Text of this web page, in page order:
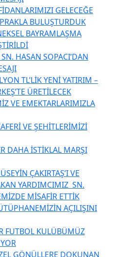
GELECEĞE
BULUŞTURDUK
BAYRAMLAŞMA
HASAN SOPACI’DAN
TL’LİK YENİ YATIRIM –
ÜRETİLECEK
VE EMEKTARLARIMIZLA
VE ŞEHİTLERİMİZİ
DAHA İSTİKLAL MARŞI
ÇAKIRTAŞ’I VE
YARDIMCIMIZ SN.
MİSAFİR ETTİK
AÇILIŞINI
FUTBOL KULÜBÜMÜZ
GÖNÜLLERE DOKUNAN